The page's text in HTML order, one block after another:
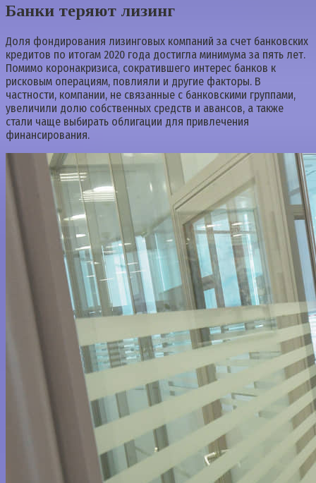
Банки теряют лизинг
Доля фондирования лизинговых компаний за счет банковских
кредитов по итогам 2020 года достигла минимума за пять лет.
Помимо коронакризиса, сократившего интерес банков к
рисковым операциям, повлияли и другие факторы. В
частности, компании, не связанные с банковскими группами,
увеличили долю собственных средств и авансов, а также
стали чаще выбирать облигации для привлечения
финансирования.